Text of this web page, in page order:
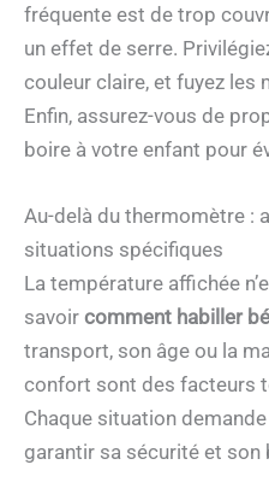
fréquente est de trop
un effet de serre.
couleur claire, et fuyez les
Enfin, assurez-vous de
boire à votre enfant pour
Au-delà du thermomètre :
situations spécifiques
La température affichée
savoir comment habiller
transport, son âge ou la
confort sont des facteurs
Chaque situation
garantir sa sécurité et son